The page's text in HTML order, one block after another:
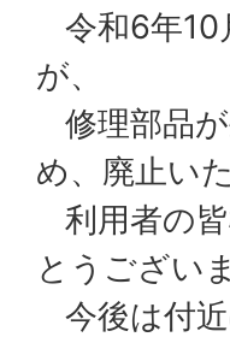
令和6年10
が、
修理部品
め、廃止い
利用者の
とうござい
今後は付